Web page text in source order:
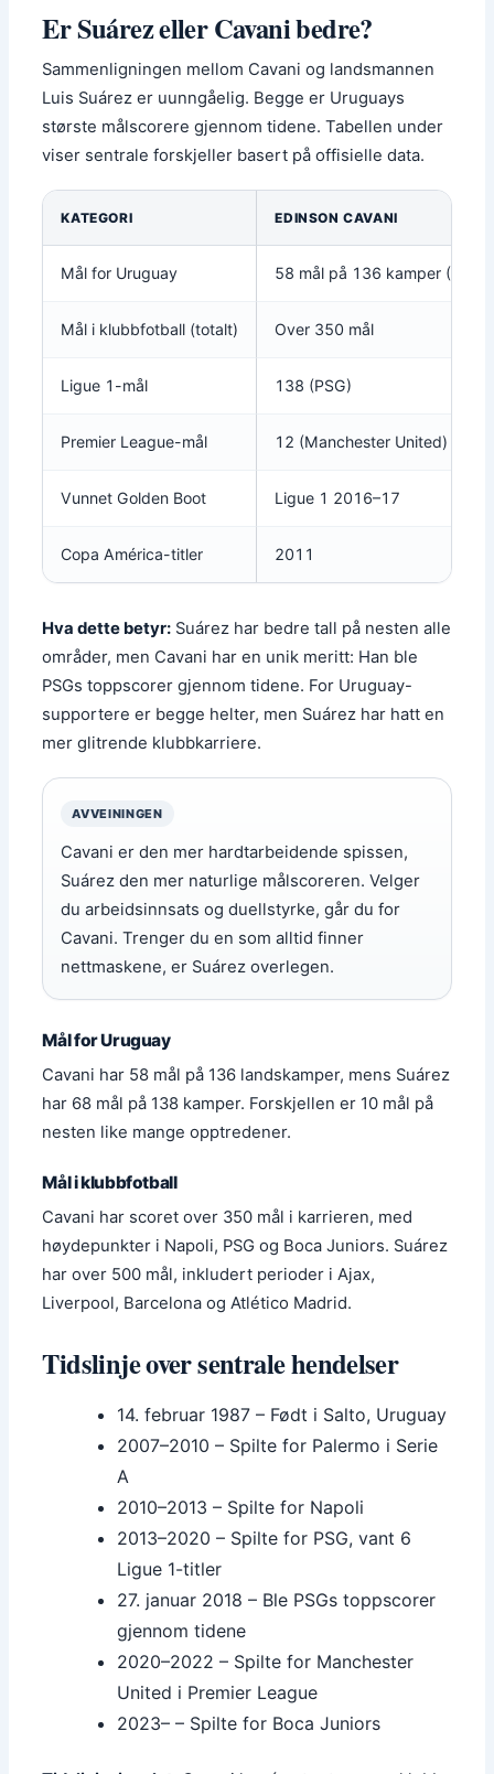
Er Suárez eller Cavani bedre?
Sammenligningen mellom Cavani og landsmannen
Luis Suárez er uunngåelig. Begge er Uruguays
største målscorere gjennom tidene. Tabellen under
viser sentrale forskjeller basert på offisielle data.
KATEGORI EDINSON CAVANI
Mål for Uruguay 58 mål på 136 kamper
Mål i klubbfotball (totalt) Over 350 mål
Ligue 1-mål 138 (PSG)
Premier League-mål 12 (Manchester United)
Vunnet Golden Boot Ligue 1 2016–17
Copa América-titler 2011
Hva dette betyr: Suárez har bedre tall på nesten alle
områder, men Cavani har en unik meritt: Han ble
PSGs toppscorer gjennom tidene. For Uruguay-
supportere er begge helter, men Suárez har hatt en
mer glitrende klubbkarriere.
AVVEININGEN
Cavani er den mer hardtarbeidende spissen,
Suárez den mer naturlige målscoreren. Velger
du arbeidsinnsats og duellstyrke, går du for
Cavani. Trenger du en som alltid finner
nettmaskene, er Suárez overlegen.
Mål for Uruguay
Cavani har 58 mål på 136 landskamper, mens Suárez
har 68 mål på 138 kamper. Forskjellen er 10 mål på
nesten like mange opptredener.
Mål i klubbfotball
Cavani har scoret over 350 mål i karrieren, med
høydepunkter i Napoli, PSG og Boca Juniors. Suárez
har over 500 mål, inkludert perioder i Ajax,
Liverpool, Barcelona og Atlético Madrid.
Tidslinje over sentrale hendelser
14. februar 1987 – Født i Salto, Uruguay
2007–2010 – Spilte for Palermo i Serie
A
2010–2013 – Spilte for Napoli
2013–2020 – Spilte for PSG, vant 6
Ligue 1-titler
27. januar 2018 – Ble PSGs toppscorer
gjennom tidene
2020–2022 – Spilte for Manchester
United i Premier League
2023– – Spilte for Boca Juniors